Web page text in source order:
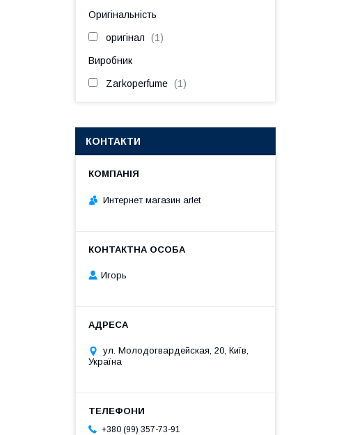
Оригінальність
оригінал 1
Виробник
Zarkoperfume 1
КОНТАКТИ
Интернет магазин arlet
Игорь
ул. Молодогвардейская, 20, Київ,
Україна
+380 (99) 357-73-91